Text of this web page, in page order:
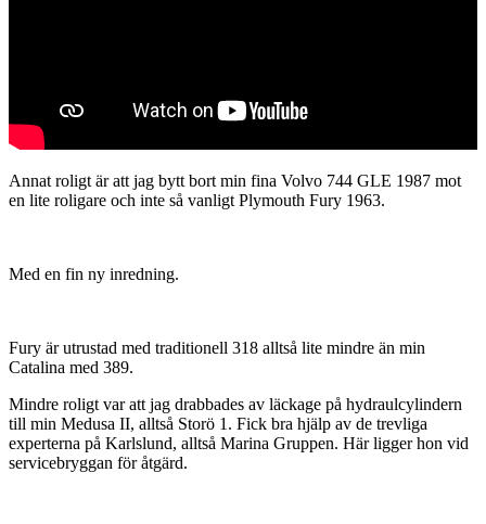
Annat roligt är att jag bytt bort min fina Volvo 744 GLE 1987 mot
en lite roligare och inte så vanligt Plymouth Fury 1963.
Med en fin ny inredning.
Fury är utrustad med traditionell 318 alltså lite mindre än min
Catalina med 389.
Mindre roligt var att jag drabbades av läckage på hydraulcylindern
till min Medusa II, alltså Storö 1. Fick bra hjälp av de trevliga
experterna på Karlslund, alltså Marina Gruppen. Här ligger hon vid
servicebryggan för åtgärd.